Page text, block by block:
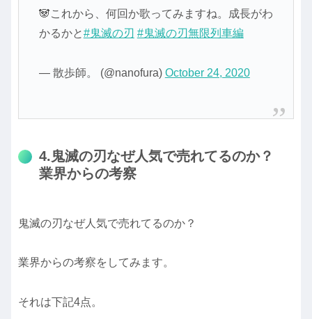
🐼これから、何回か歌ってみますね。成長がわ
かるかと#鬼滅の刃 #鬼滅の刃無限列車編
— 散歩師。 (@nanofura) October 24, 2020
4.鬼滅の刃なぜ人気で売れてるのか？
業界からの考察
鬼滅の刃なぜ人気で売れてるのか？
業界からの考察をしてみます。
それは下記4点。